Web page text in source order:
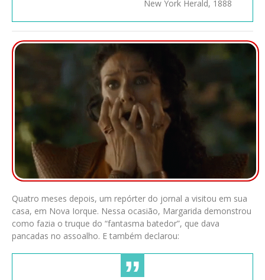
New York Herald, 1888
Quatro meses depois, um repórter do jornal a visitou em sua
casa, em Nova Iorque. Nessa ocasião, Margarida demonstrou
como fazia o truque do “fantasma batedor”, que dava
pancadas no assoalho. E também declarou: